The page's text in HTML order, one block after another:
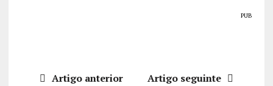
PUB
Artigo anterior Artigo seguinte